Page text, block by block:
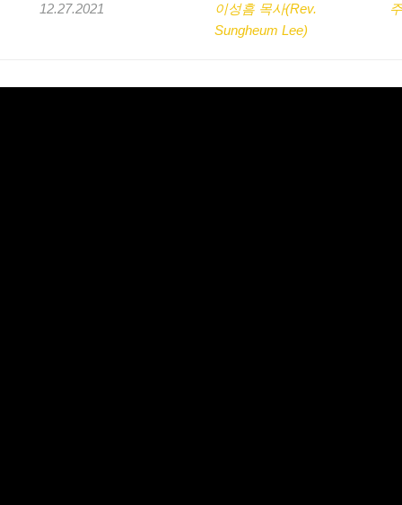
12.27.2021
이성흠 목사(Rev.
Sungheum Lee)